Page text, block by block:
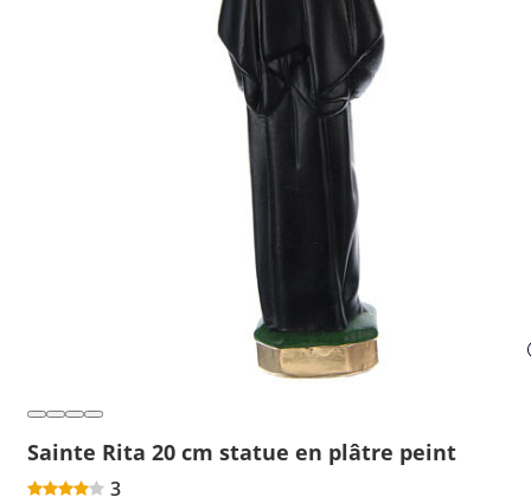
Sainte Rita 20 cm statue en plâtre peint
3